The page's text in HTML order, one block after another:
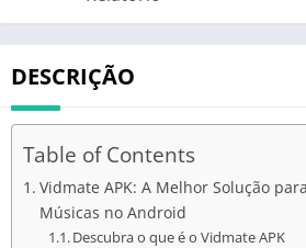
DESCRIÇÃO
Table of Contents
Vidmate APK: A Melhor Solução
Músicas no Android
Descubra o que é o Vidmate APK